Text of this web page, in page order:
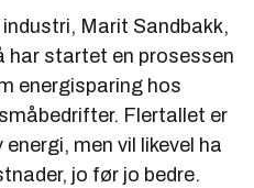
Marit Sandbakk,
har startet en prosessen
energisparing hos
Flertallet er
men vil likevel ha
jo før jo bedre.